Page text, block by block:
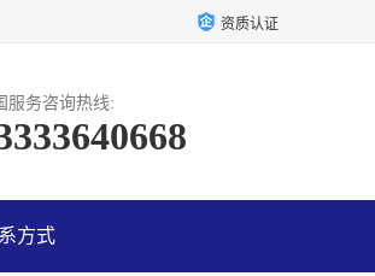
资质认证
服务咨询热线:
方式